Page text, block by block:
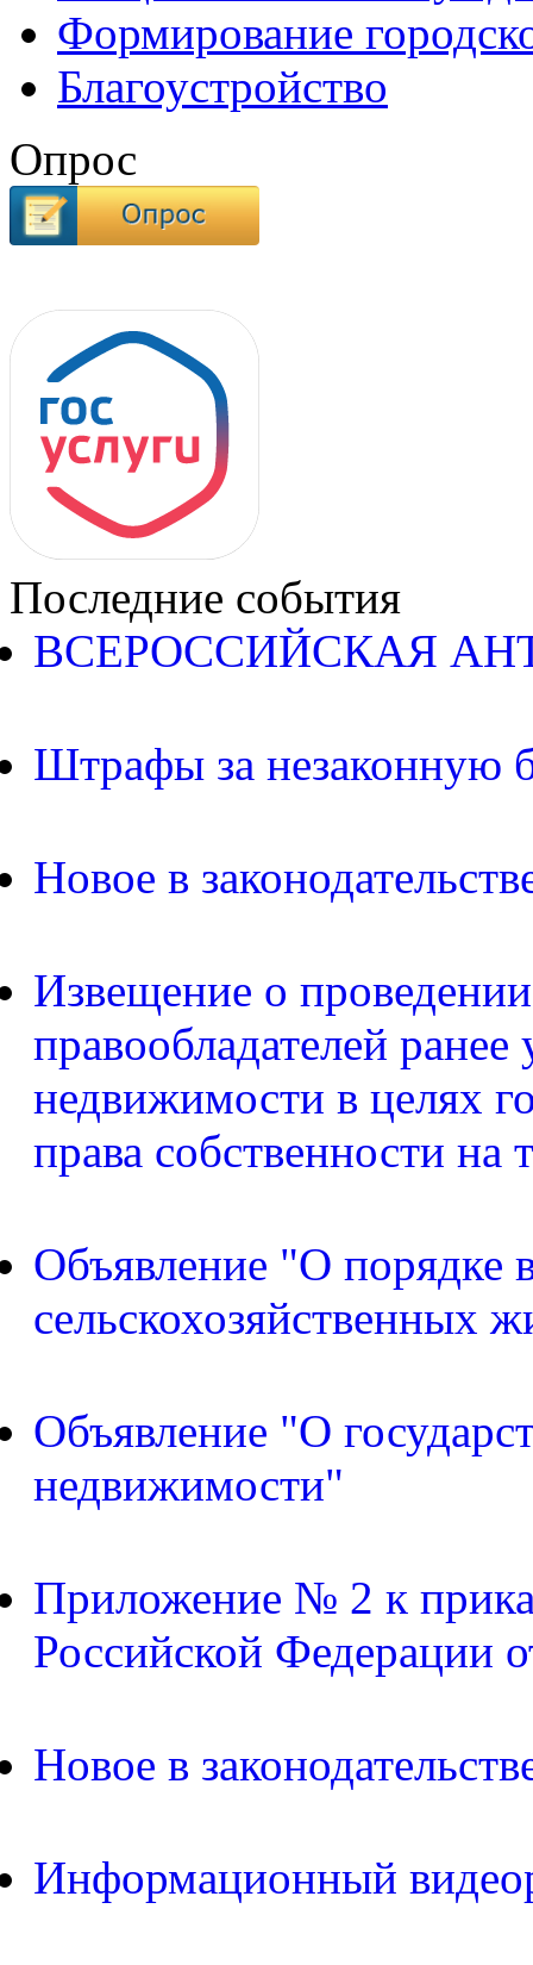
Формирование
Благоустройство
Опрос
Последние события
ВСЕРОССИЙСКАЯ
Штрафы за незаконную
Новое в
Извещение о
правообладателей
недвижимости в целях
права собственности
Объявление "О порядке
сельскохозяйственных
Объявление "О
недвижимости"
Приложение № 2 к
Российской Федерации
Новое в
Информационный